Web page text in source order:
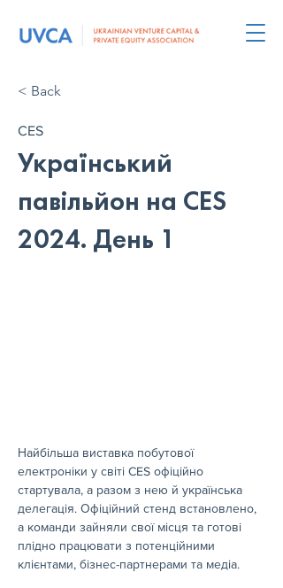
< Back
CES
Український
павільйон на CES
2024. День 1
Найбільша виставка побутової
електроніки у світі CES офіційно
стартувала, а разом з нею й українська
делегація. Офіційний стенд встановлено,
а команди зайняли свої місця та готові
плідно працювати з потенційними
клієнтами, бізнес-партнерами та медіа.